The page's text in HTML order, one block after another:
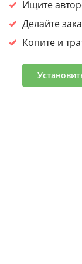
30% на первый
Ищите
Делайте
Копите и